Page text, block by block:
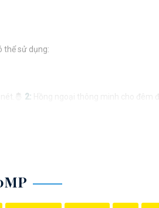
thể sử dụng:
2: Hồng ngoại thông minh cho đêm
tâm với khả năng quan sát trực tiếp trẻ